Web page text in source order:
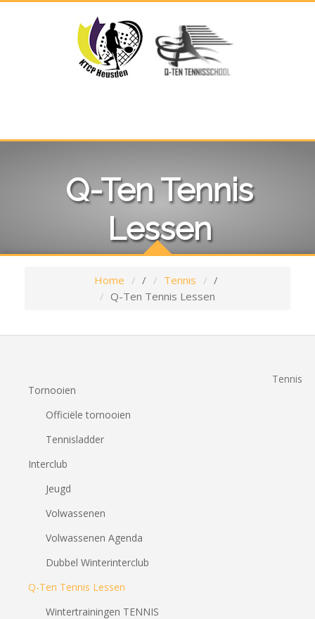
Q-Ten Tennis
Lessen
Home / Tennis
/
Q-Ten Tennis Lessen
Tennis
Tornooien
Officiële tornooien
Tennisladder
Interclub
Jeugd
Volwassenen
Volwassenen Agenda
Dubbel Winterinterclub
Q-Ten Tennis Lessen
Wintertrainingen TENNIS